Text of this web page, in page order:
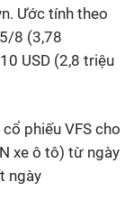
Ước tính theo
8 (3,78
USD (2,8 triệu
phiếu VFS cho
xe ô tô) từ ngày
ngày